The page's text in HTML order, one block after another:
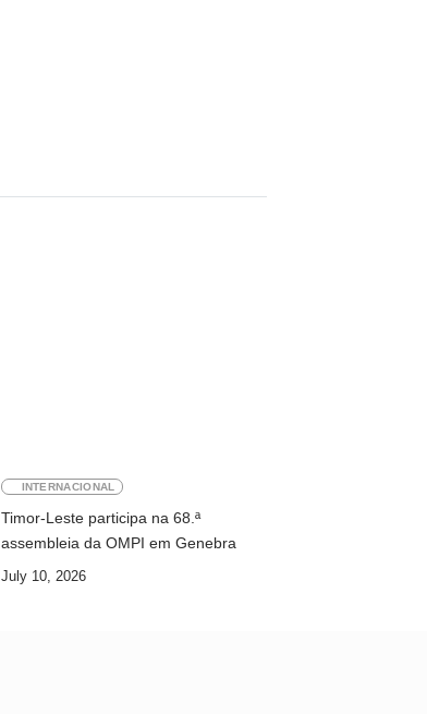
INTERNACIONAL
Timor-Leste participa na 68.ª
assembleia da OMPI em Genebra
July 10, 2026